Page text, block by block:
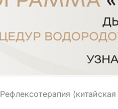
Рефлексотерапия